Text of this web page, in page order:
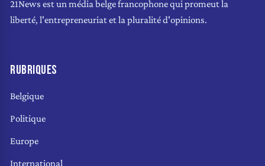
21News est un média belge francophone qui promeut la
liberté, l'entrepreneuriat et la pluralité d'opinions.
RUBRIQUES
Belgique
Politique
Europe
International